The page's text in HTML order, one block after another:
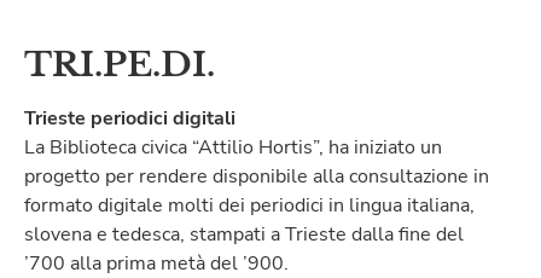
TRI.PE.DI.
Trieste periodici digitali
La Biblioteca civica “Attilio Hortis”, ha iniziato un
progetto per rendere disponibile alla consultazione in
formato digitale molti dei periodici in lingua italiana,
slovena e tedesca, stampati a Trieste dalla fine del
’700 alla prima metà del ’900.